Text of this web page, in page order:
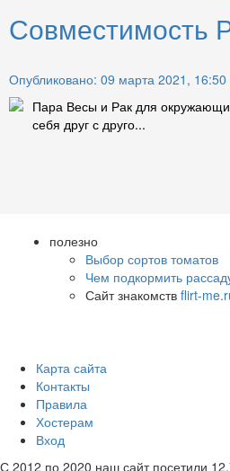
Совместимость
Опубликовано: 09 марта 2021, 16:50
Пара Весы и Рак для
себя друг с друго...
полезно
Выбор сортов томатов
Чем подкормить
Сайт знакомств flirt-
Карта сайта
Контакты
Правила
Хостерам
Вход
С 2012 по 2020 наш сайт посетили